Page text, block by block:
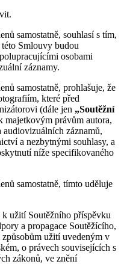
samostatně, souhlasí s tím,
Smlouvy budou
osobami
záznamy.
samostatně, prohlašuje, že
které před
(dále jen „Soutěžní
majetkovým právům autora,
záznamů,
a nezbytnými souhlasy, a
níže specifikovaného
samostatně, tímto uděluje
užití Soutěžního příspěvku
a propagace Soutěžícího,
způsobům užití uvedeným v
o právech souvisejících s
zákonů, ve znění